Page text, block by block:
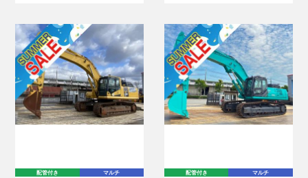
配管付き マルチ 配管付き マルチ